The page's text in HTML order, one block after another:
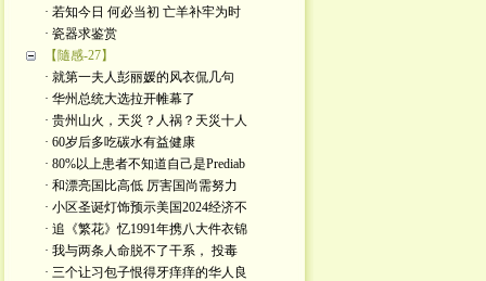
· 若知今日 何必当初 亡羊补牢为时
· 瓷器求鉴赏
【隨感-27】
· 就第一夫人彭丽媛的风衣侃几句
· 华州总统大选拉开帷幕了
· 贵州山火，天災？人祸？天災十人
· 60岁后多吃碳水有益健康
· 80%以上患者不知道自己是Prediab
· 和漂亮国比高低 厉害国尚需努力
· 小区圣诞灯饰预示美国2024经济不
· 追《繁花》忆1991年携八大件衣锦
· 我与两条人命脱不了干系， 投毒
· 三个让习包子恨得牙痒痒的华人良